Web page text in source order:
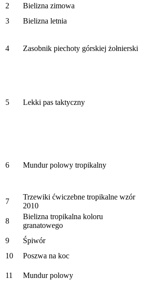
2
Bielizna zimowa
3
Bielizna letnia
4 Zasobnik piechoty górskiej żołnierski
5 Lekki pas taktyczny
6 Mundur polowy tropikalny
7
Trzewiki ćwiczebne tropikalne wzór
2010
8
Bielizna tropikalna koloru
granatowego
9 Śpiwór
10
Poszwa na koc
11 Mundur polowy